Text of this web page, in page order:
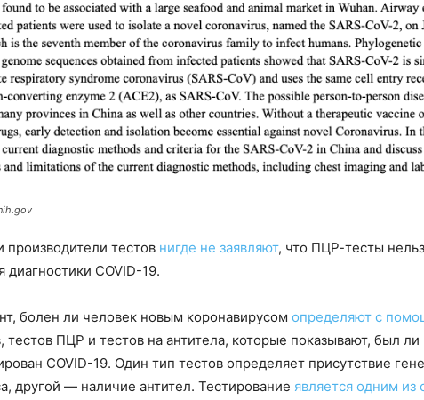
производители тестов нигде не заявляют, что ПЦР-тесты
диагностики COVID-19.
болен ли человек новым коронавирусом определяют с
тестов ПЦР и тестов на антитела, которые показывают, был ли
COVID-19. Один тип тестов определяет присутствие
другой — наличие антител. Тестирование является одним из